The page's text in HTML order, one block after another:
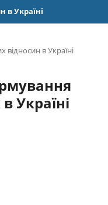
в Україні
в Україні
Україні